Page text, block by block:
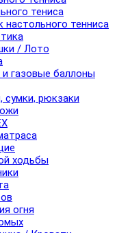
тениса
настольного тенниса
/ Лото
газовые баллоны
сумки, рюкзаки
ходьбы
огня